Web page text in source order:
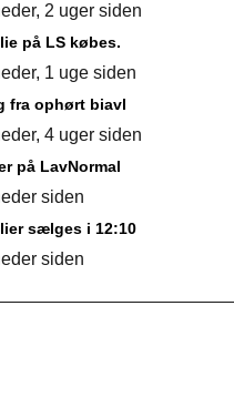
2 uger siden
på LS købes.
1 uge siden
fra ophørt biavl
4 uger siden
på LavNormal
siden
sælges i 12:10
siden